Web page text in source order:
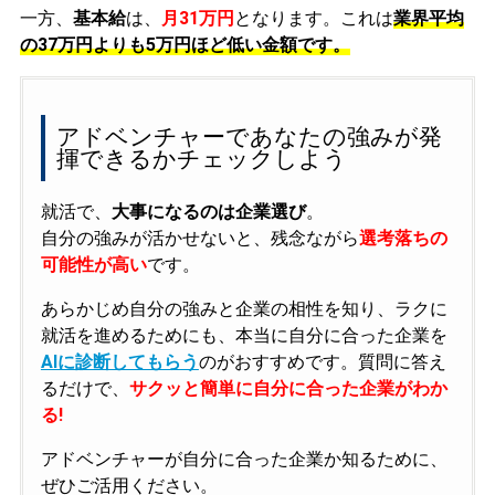
一方、 基本給は、 月31万円 となります。これは業界平均
の37万円よりも5万円ほど低い金額です。
アドベンチャーであなたの強みが発
揮できるかチェックしよう
就活で、 大事になるのは企業選び。
自分の強みが活かせないと、残念ながら選考落ちの
可能性が高いです。
あらかじめ自分の強みと企業の相性を知り、ラクに
就活を進めるためにも、本当に自分に合った企業を
AIに診断してもらうのがおすすめです。質問に答え
るだけで、 サクッと簡単に自分に合った企業がわか
る!
アドベンチャーが自分に合った企業か知るために、
ぜひご活用ください。